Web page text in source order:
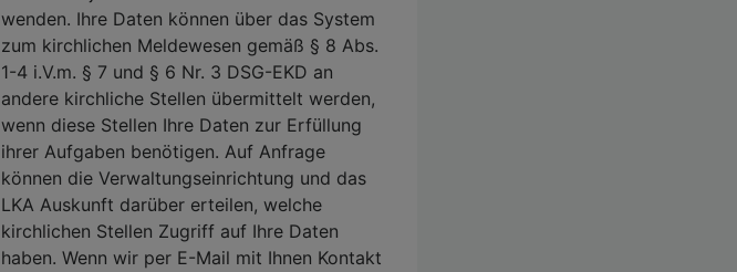
wenden. Ihre Daten können über das System
zum kirchlichen Meldewesen gemäß § 8 Abs.
1-4 i.V.m. § 7 und § 6 Nr. 3 DSG-EKD an
andere kirchliche Stellen übermittelt werden,
wenn diese Stellen Ihre Daten zur Erfüllung
ihrer Aufgaben benötigen. Auf Anfrage
können die Verwaltungseinrichtung und das
LKA Auskunft darüber erteilen, welche
kirchlichen Stellen Zugriff auf Ihre Daten
haben. Wenn wir per E-Mail mit Ihnen Kontakt